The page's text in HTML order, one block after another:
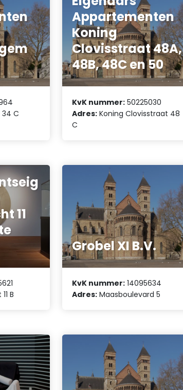
C
Appartementen
Koning
Clovisstraat 48A,
48B, 48C en 50
KvK nummer: 50225030
Adres: Koning Clovisstraat 48
C
11
B
Grobel XI B.V.
KvK nummer: 14095634
Adres: Maasboulevard 5